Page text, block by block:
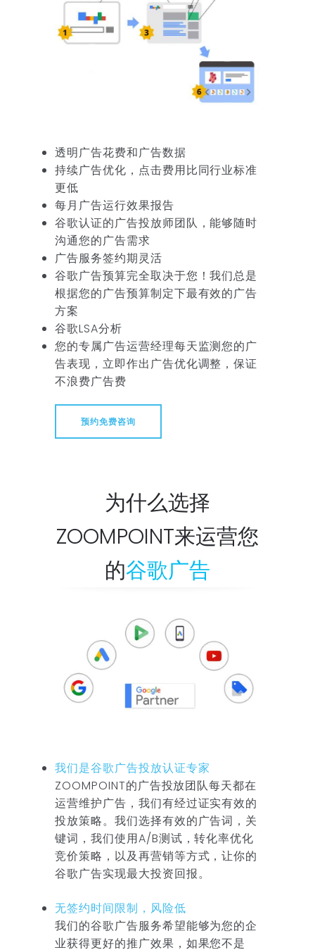
透明广告花费和广告数据
持续广告优化，点击费用比同行业标准
更低
每月广告运行效果报告
谷歌认证的广告投放师团队，能够随时
沟通您的广告需求
广告服务签约期灵活
谷歌广告预算完全取决于您！我们总是
根据您的广告预算制定下最有效的广告
方案
谷歌LSA分析
您的专属广告运营经理每天监测您的广
告表现，立即作出广告优化调整，保证
不浪费广告费
预约免费咨询
为什么选择
ZOOMPOINT来运营您
的谷歌广告
我们是谷歌广告投放认证专家
ZOOMPOINT的广告投放团队每天都在
运营维护广告，我们有经过证实有效的
投放策略。我们选择有效的广告词，关
键词，我们使用A/B测试，转化率优化
竞价策略，以及再营销等方式，让你的
谷歌广告实现最大投资回报。
无签约时间限制，风险低
我们的谷歌广告服务希望能够为您的企
业获得更好的推广效果，如果您不是